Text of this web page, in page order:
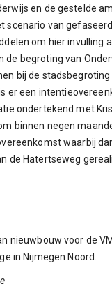
en de gestelde
scenario van
om hier invulling
de begroting van
bij de
er een
ondertekend met
binnen negen
waarbij
de Hatertseweg
nieuwbouw voor de
in Nijmegen Noord.